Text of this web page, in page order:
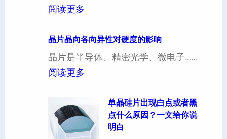
阅读更多
寸
超
定
制
晶片晶向各向异性对硬度的影响
晶片是半导体、精密光学、微电子……
阅读更多
晶
向
单晶硅片出现白点或者黑
点什么原因？一文给你说
明白